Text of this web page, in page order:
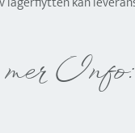
Info: